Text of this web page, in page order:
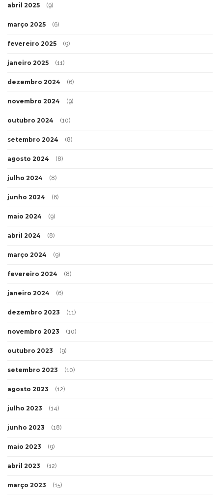
abril 2025 (9)
março 2025 (6)
fevereiro 2025 (9)
janeiro 2025 (11)
dezembro 2024 (6)
novembro 2024 (9)
outubro 2024 (10)
setembro 2024 (8)
agosto 2024 (8)
julho 2024 (8)
junho 2024 (6)
maio 2024 (9)
abril 2024 (8)
março 2024 (9)
fevereiro 2024 (8)
janeiro 2024 (6)
dezembro 2023 (11)
novembro 2023 (10)
outubro 2023 (9)
setembro 2023 (10)
agosto 2023 (12)
julho 2023 (14)
junho 2023 (18)
maio 2023 (9)
abril 2023 (12)
março 2023 (15)